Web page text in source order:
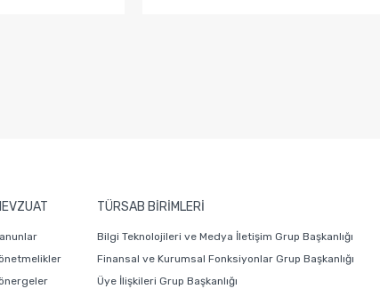
TÜRSAB BİRİMLERİ
Bilgi Teknolojileri ve Medya İletişim Grup Başkanlığı
Finansal ve Kurumsal Fonksiyonlar Grup Başkanlığı
Üye İlişkileri Grup Başkanlığı